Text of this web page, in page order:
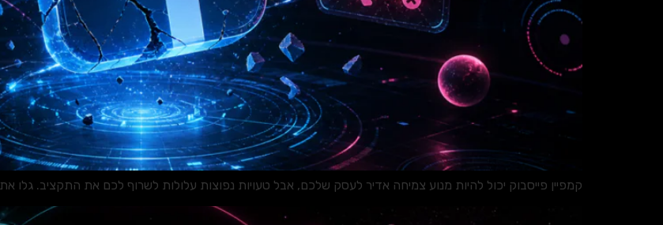
קמפיין פייסבוק יכול להיות מנוע צמיחה אדיר לעסק שלכם, אבל טעויות נפוצות עלולות לשרוף לכם את התקציב. גלו את 5 הטעויות הקריטיות ואיך להימנע מהן.